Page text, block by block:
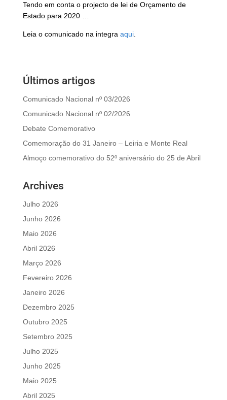
Tendo em conta o projecto de lei de Orçamento de
Estado para 2020 …
Leia o comunicado na integra aqui.
Últimos artigos
Comunicado Nacional nº 03/2026
Comunicado Nacional nº 02/2026
Debate Comemorativo
Comemoração do 31 Janeiro – Leiria e Monte Real
Almoço comemorativo do 52º aniversário do 25 de Abril
Archives
Julho 2026
Junho 2026
Maio 2026
Abril 2026
Março 2026
Fevereiro 2026
Janeiro 2026
Dezembro 2025
Outubro 2025
Setembro 2025
Julho 2025
Junho 2025
Maio 2025
Abril 2025